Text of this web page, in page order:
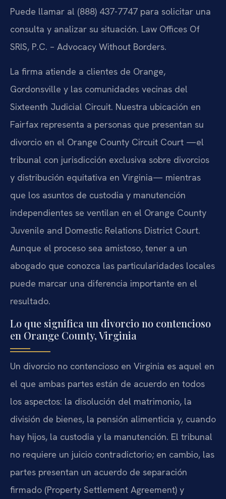
Puede llamar al (888) 437-7747 para solicitar una
consulta y analizar su situación. Law Offices Of
SRIS, P.C. – Advocacy Without Borders.
La firma atiende a clientes de Orange,
Gordonsville y las comunidades vecinas del
Sixteenth Judicial Circuit. Nuestra ubicación en
Fairfax representa a personas que presentan su
divorcio en el Orange County Circuit Court —el
tribunal con jurisdicción exclusiva sobre divorcios
y distribución equitativa en Virginia— mientras
que los asuntos de custodia y manutención
independientes se ventilan en el Orange County
Juvenile and Domestic Relations District Court.
Aunque el proceso sea amistoso, tener a un
abogado que conozca las particularidades locales
puede marcar una diferencia importante en el
resultado.
Lo que significa un divorcio no contencioso
en Orange County, Virginia
Un divorcio no contencioso en Virginia es aquel en
el que ambas partes están de acuerdo en todos
los aspectos: la disolución del matrimonio, la
división de bienes, la pensión alimenticia y, cuando
hay hijos, la custodia y la manutención. El tribunal
no requiere un juicio contradictorio; en cambio, las
partes presentan un acuerdo de separación
firmado (Property Settlement Agreement) y